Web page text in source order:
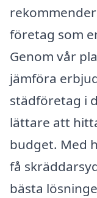
företag som
Genom vår
jämföra
städföretag i
lättare att
budget. Med
få
bästa